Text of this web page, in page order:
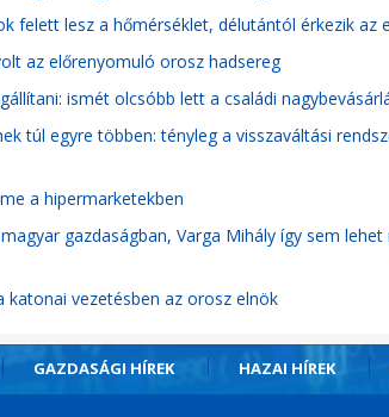
felett lesz a hőmérséklet, délutántól érkezik az
az előrenyomuló orosz hadsereg
ismét olcsóbb lett a családi
túl egyre többen: tényleg a visszaváltási
a hipermarketekben
gazdaságban, Varga Mihály így sem
katonai vezetésben az orosz elnök
GAZDASÁGI HÍREK HAZAI HÍREK